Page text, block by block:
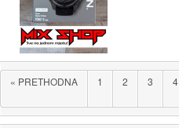
« PRETHODNA 1 2 3 4